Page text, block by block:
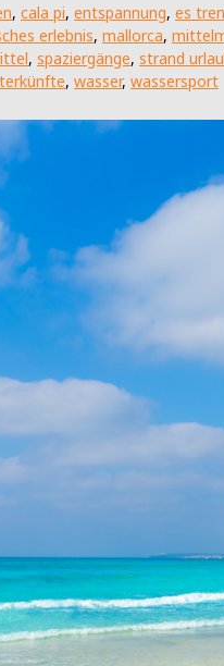
, cala pi, entspannung, es
erlebnis, mallorca,
, spaziergänge, strand
, wasser, wassersport